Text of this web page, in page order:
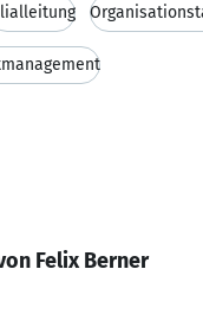
Felix Berner